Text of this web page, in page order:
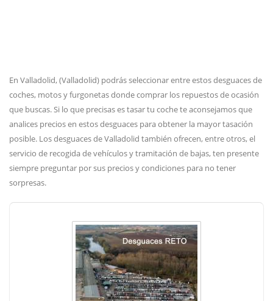
En Valladolid, (Valladolid) podrás seleccionar entre estos desguaces de
coches, motos y furgonetas donde comprar los repuestos de ocasión
que buscas. Si lo que precisas es tasar tu coche te aconsejamos que
analices precios en estos desguaces para obtener la mayor tasación
posible. Los desguaces de Valladolid también ofrecen, entre otros, el
servicio de recogida de vehículos y tramitación de bajas, ten presente
siempre preguntar por sus precios y condiciones para no tener
sorpresas.